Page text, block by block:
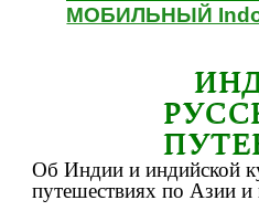
МОБИЛЬНЫЙ
Об Индии и индийской
путешествиях по Азии и